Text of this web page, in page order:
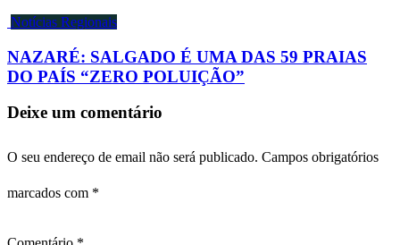
Notícias Regionais
NAZARÉ: SALGADO É UMA DAS 59 PRAIAS
DO PAÍS “ZERO POLUIÇÃO”
Deixe um comentário
O seu endereço de email não será publicado. Campos obrigatórios
marcados com *